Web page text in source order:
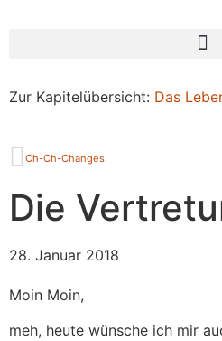
Zur Kapitelübersicht: Das
Ch-Ch-Changes
Die
28. Januar 2018
Moin Moin,
meh, heute wünsche ich mir